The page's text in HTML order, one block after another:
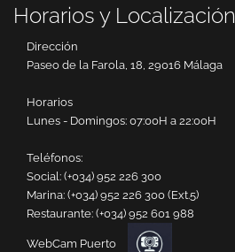
Horarios y Localización
Dirección
Paseo de la Farola, 18, 29016 Málaga
Horarios
Lunes - Domingos: 07:00H a 22:00H
Teléfonos:
Social: (+034) 952 226 300
Marina: (+034) 952 226 300 (Ext.5)
Restaurante: (+034) 952 601 988
WebCam Puerto